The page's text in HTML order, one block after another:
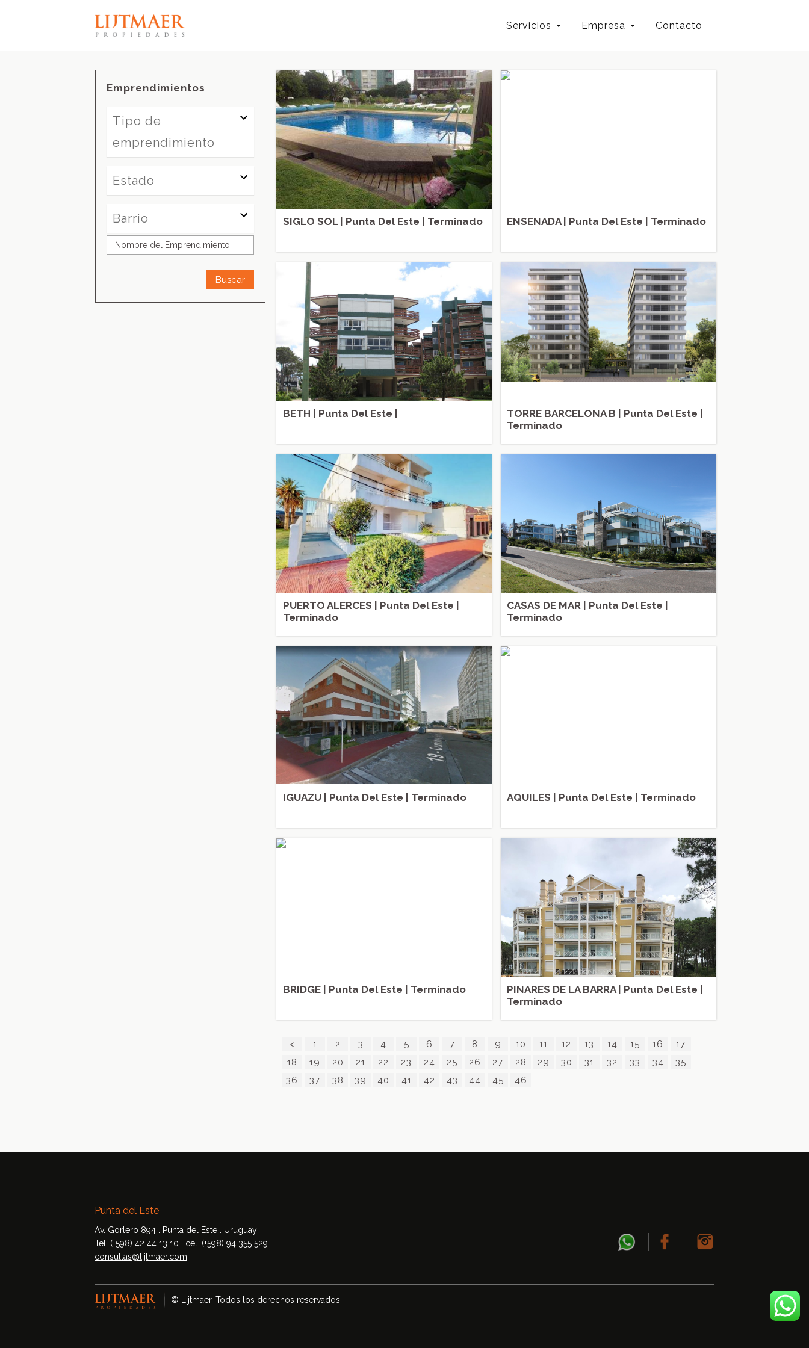
Servicios Empresa Contacto
Emprendimientos
Tipo de
emprendimiento
Estado
Barrio
Barrio
SIGLO SOL | Punta Del Este | Terminado ENSENADA | Punta Del Este | Terminado
BETH | Punta Del Este |
TORRE BARCELONA B | Punta Del Este |
Terminado
PUERTO ALERCES | Punta Del Este |
Terminado
CASAS DE MAR | Punta Del Este |
Terminado
IGUAZU | Punta Del Este | Terminado AQUILES | Punta Del Este | Terminado
BRIDGE | Punta Del Este | Terminado
PINARES DE LA BARRA | Punta Del Este |
Terminado
< 1 2 3 4 5 6 7 8 9 10 11 12 13 14 15 16
17
18
19 20 21 22 23 24 25 26 27 28 29 30 31 32 33 34
35
36
37 38 39 40 41 42 43 44 45 46
Punta del Este
Av. Gorlero 894 . Punta del Este . Uruguay
Tel. (+598) 42 44 13 10 | cel. (+598) 94 355 529
consultas@lijtmaer.com
© Lijtmaer. Todos los derechos reservados.